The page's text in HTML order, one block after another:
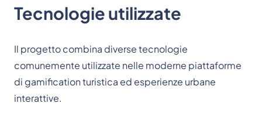
Tecnologie utilizzate
Il progetto combina diverse tecnologie
comunemente utilizzate nelle moderne piattaforme
di gamification turistica ed esperienze urbane
interattive.